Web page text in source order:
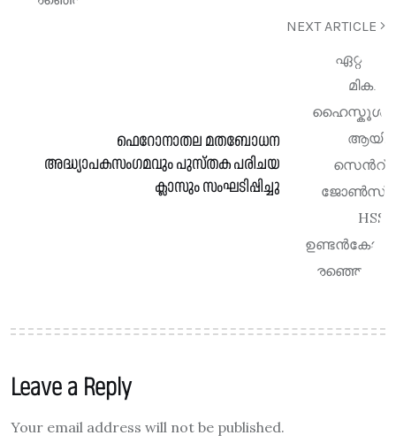
NEXT ARTICLE
ഫെറോനാതല മതബോധന
അദ്ധ്യാപകസംഗമവും പുസ്തക പരിചയ
ക്ലാസും സംഘടിപ്പിച്ചു
Leave a Reply
Your email address will not be published.